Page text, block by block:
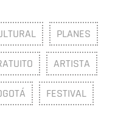
PLANES
ARTISTA
FESTIVAL